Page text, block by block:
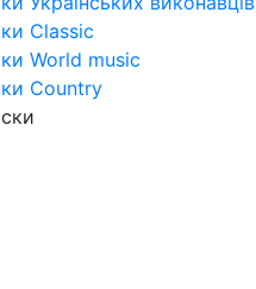
Classic
World music
Country